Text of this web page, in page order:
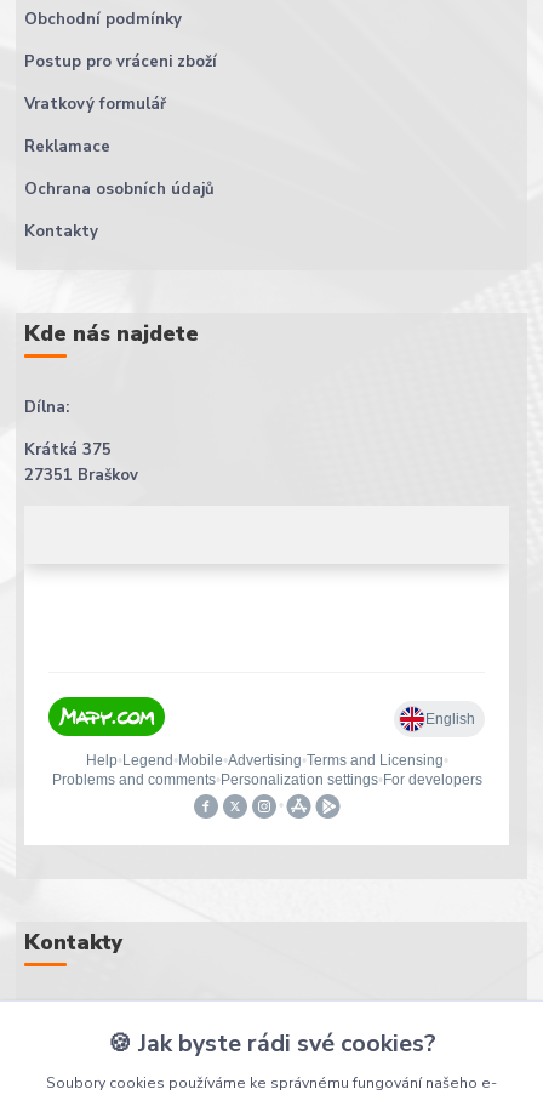
Obchodní podmínky
Postup pro vráceni zboží
Vratkový formulář
Reklamace
Ochrana osobních údajů
Kontakty
Kde nás najdete
Dílna:
Krátká 375
27351 Braškov
Kontakty
+420 607 107 607
(Po-Pá, 8-16 hod.)
🍪 Jak byste rádi své cookies?
Soubory cookies používáme ke správnému fungování našeho e-